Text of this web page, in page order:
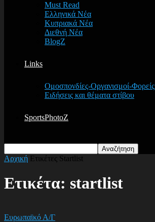
Must Read
Ελληνικά Νέα
Κυπριακά Νέα
Διεθνή Νέα
BlogZ
Links
Ομοσπονδίες-Οργανισμοί-Φορείς
Ειδήσεις και θέματα στίβου
SportsPhotoZ
Αρχική Ετικέτες Startlist
Ετικέτα: startlist
Ευρωπαϊκό Α/Γ